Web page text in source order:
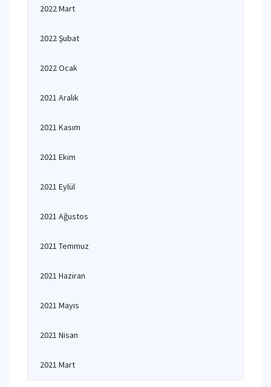
2022 Mart
2022 Şubat
2022 Ocak
2021 Aralık
2021 Kasım
2021 Ekim
2021 Eylül
2021 Ağustos
2021 Temmuz
2021 Haziran
2021 Mayıs
2021 Nisan
2021 Mart